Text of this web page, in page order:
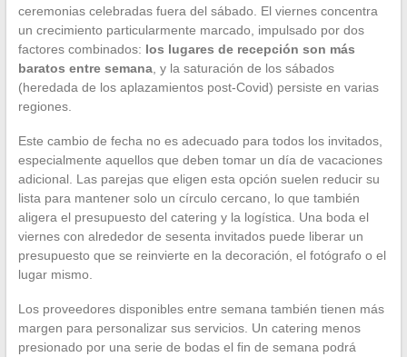
ceremonias celebradas fuera del sábado. El viernes concentra
un crecimiento particularmente marcado, impulsado por dos
factores combinados: los lugares de recepción son más
baratos entre semana, y la saturación de los sábados
(heredada de los aplazamientos post-Covid) persiste en varias
regiones.
Este cambio de fecha no es adecuado para todos los invitados,
especialmente aquellos que deben tomar un día de vacaciones
adicional. Las parejas que eligen esta opción suelen reducir su
lista para mantener solo un círculo cercano, lo que también
aligera el presupuesto del catering y la logística. Una boda el
viernes con alrededor de sesenta invitados puede liberar un
presupuesto que se reinvierte en la decoración, el fotógrafo o el
lugar mismo.
Los proveedores disponibles entre semana también tienen más
margen para personalizar sus servicios. Un catering menos
presionado por una serie de bodas el fin de semana podrá